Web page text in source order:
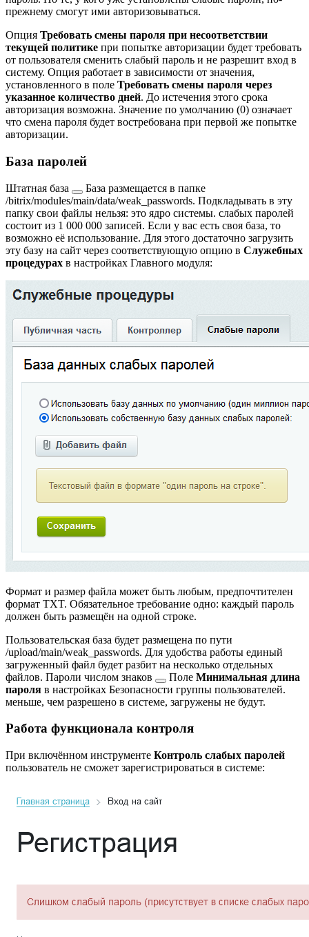
прежнему смогут ими авторизовываться.
Опция Требовать смены пароля при несоответствии
текущей политике при попытке авторизации будет требовать
от пользователя сменить слабый пароль и не разрешит вход в
систему. Опция работает в зависимости от значения,
установленного в поле Требовать смены пароля через
указанное количество дней. До истечения этого срока
авторизация возможна. Значение по умолчанию (0) означает
что смена пароля будет востребована при первой же попытке
авторизации.
База паролей
Штатная база
База размещается в папке
/bitrix/modules/main/data/weak_passwords. Подкладывать в эту
папку свои файлы нельзя: это ядро системы. слабых паролей
состоит из 1 000 000 записей. Если у вас есть своя база, то
возможно её использование. Для этого достаточно загрузить
эту базу на сайт через соответствующую опцию в Служебных
процедурах в настройках Главного модуля:
Формат и размер файла может быть любым, предпочтителен
формат TXT. Обязательное требование одно: каждый пароль
должен быть размещён на одной строке.
Пользовательская база будет размещена по пути
/upload/main/weak_passwords. Для удобства работы единый
загруженный файл будет разбит на несколько отдельных
файлов. Пароли числом знаков Поле Минимальная длина
пароля в настройках Безопасности группы пользователей.
меньше, чем разрешено в системе, загружены не будут.
Работа функционала контроля
При включённом инструменте Контроль слабых паролей
пользователь не сможет зарегистрироваться в системе: